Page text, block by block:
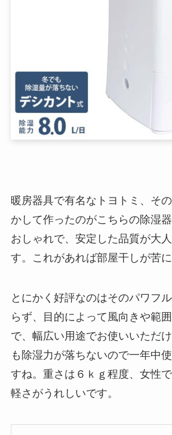
暖房器具で有名なトヨトミ、そ
かして作ったのがこちらの除湿
おしゃれで、安定した品質が大
す。これがあれば部屋干しが苦に
とにかく好評なのはそのパワフ
らず、目的によって風向きや範
で、幅広い用途でお使いいただ
も除湿力が落ちないので一年中
すね。重さは６ｋｇ程度、女性
軽さがうれしいです。